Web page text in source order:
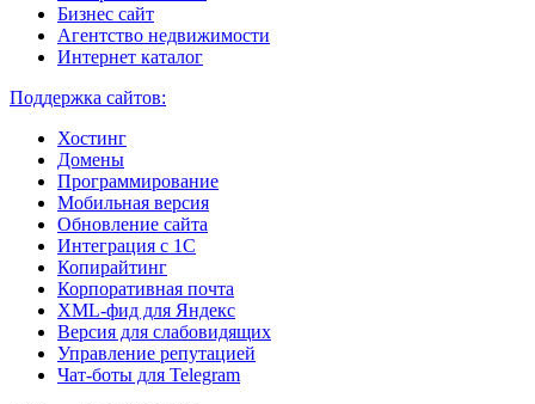
Бизнес сайт
Агентство недвижимости
Интернет каталог
Поддержка сайтов:
Хостинг
Домены
Программирование
Мобильная версия
Обновление сайта
Интеграция с 1С
Копирайтинг
Корпоративная почта
XML-фид для Яндекс
Версия для слабовидящих
Управление репутацией
Чат-боты для Telegram